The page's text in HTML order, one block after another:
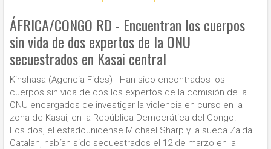
ÁFRICA/CONGO RD - Encuentran los cuerpos
sin vida de dos expertos de la ONU
secuestrados en Kasai central
Kinshasa (Agencia Fides) - Han sido encontrados los
cuerpos sin vida de dos los expertos de la comisión de la
ONU encargados de investigar la violencia en curso en la
zona de Kasai, en la República Democrática del Congo.
Los dos, el estadounidense Michael Sharp y la sueca Zaida
Catalan, habían sido secuestrados el 12 de marzo en la